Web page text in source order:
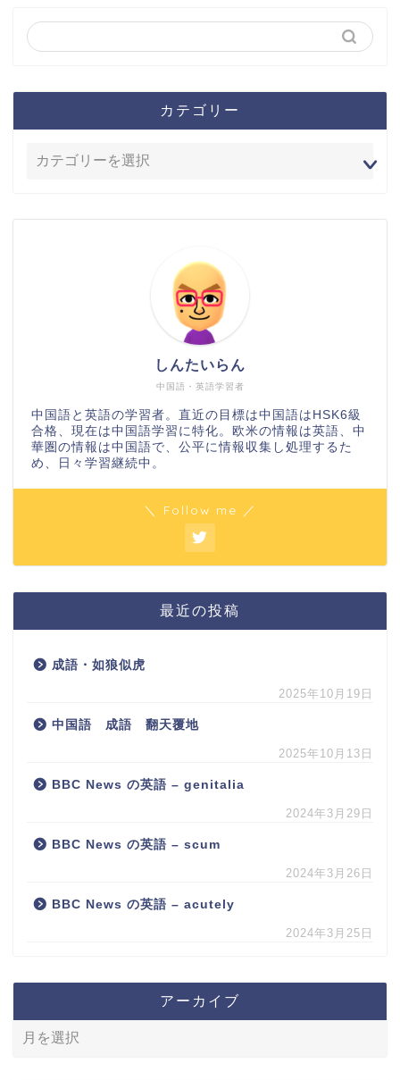
カテゴリー
中国語・英語学習者
しんたいらん
中国語と英語の学習者。直近の目標は中国語はHSK6級
合格、現在は中国語学習に特化。欧米の情報は英語、中
華圏の情報は中国語で、公平に情報収集し処理するた
め、日々学習継続中。
＼ Follow me ／
最近の投稿
成語・如狼似虎
2025年10月19日
中国語 成語 翻天覆地
2025年10月13日
BBC News の英語 – genitalia
2024年3月29日
BBC News の英語 – scum
2024年3月26日
BBC News の英語 – acutely
2024年3月25日
アーカイブ